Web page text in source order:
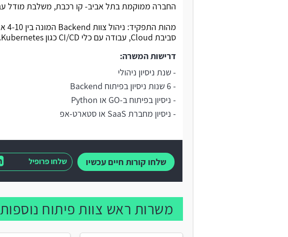
החברה ממוקמת בתל אביב- קו רכבת, משלבת מודל
סביבת Cloud, עבודה עם כלי CI/CD כגון Kubernetes.
דרישות המשרה:
- שנת ניסיון ניהולי
- 6 שנות ניסיון בפיתוח Backend
- ניסיון בפיתוח ב-GO או Python
- ניסיון מחברת SaaS או סטארט-אפ
שלחו קורות חיים עכשיו שלחו פרופיל
משרות ראש צוות פיתוח